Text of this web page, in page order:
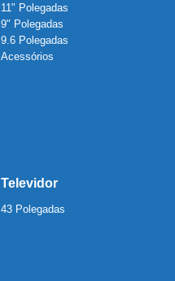
11" Polegadas
9" Polegadas
9.6 Polegadas
Acessórios
Televidor
43 Polegadas